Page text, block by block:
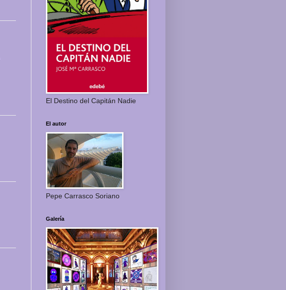
El Destino del Capitán Nadie
El autor
Pepe Carrasco Soriano
Galería